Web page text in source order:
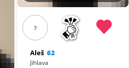
?
Aleš 62
Jihlava